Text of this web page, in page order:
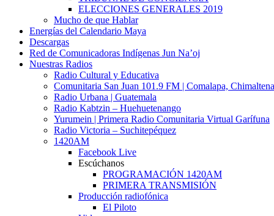
ELECCIONES GENERALES 2019
Mucho de que Hablar
Energías del Calendario Maya
Descargas
Red de Comunicadoras Indígenas Jun Na’oj
Nuestras Radios
Radio Cultural y Educativa
Comunitaria San Juan 101.9 FM | Comalapa,
Radio Urbana | Guatemala
Radio Kabtzin – Huehuetenango
Yurumein | Primera Radio Comunitaria Virtual Garífuna
Radio Victoria – Suchitepéquez
1420AM
Facebook Live
Escúchanos
PROGRAMACIÓN 1420AM
PRIMERA TRANSMISIÓN
Producción radiofónica
El Piloto